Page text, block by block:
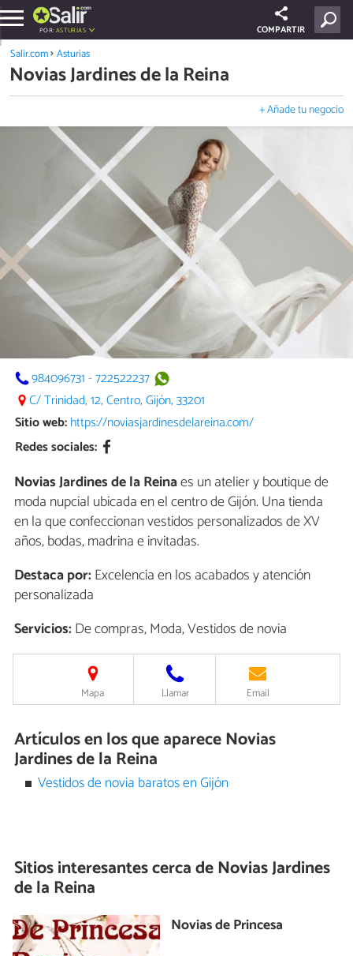
POR: ASTURIAS COMPARTIR
Salir.com Asturias
Novias Jardines de la Reina
+ Añade tu negocio
984096731-722522237
C/ Trinidad, 12, Centro, Gijón, 33201
Sitio web:https://noviasjardinesdelareina.com/
Redes sociales:
Novias Jardines de la Reinaes un atelier y boutique de
moda nupcial ubicada en el centro de Gijón. Una tienda
en la que confeccionan vestidos personalizados de XV
años, bodas, madrina e invitadas.
Destaca por:Excelencia en los acabados y atención
personalizada
Servicios:De compras, Moda, Vestidos de novia
Mapa Llamar Email
Artículos en los que aparece Novias
Jardines de la Reina
Vestidos de novia baratos en Gijón
Sitios interesantes cerca deNovias Jardines
de la Reina
Novias de Princesa